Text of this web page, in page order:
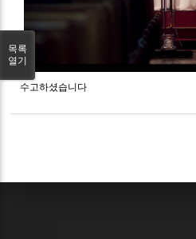
수고하셨습니다
목록
열기